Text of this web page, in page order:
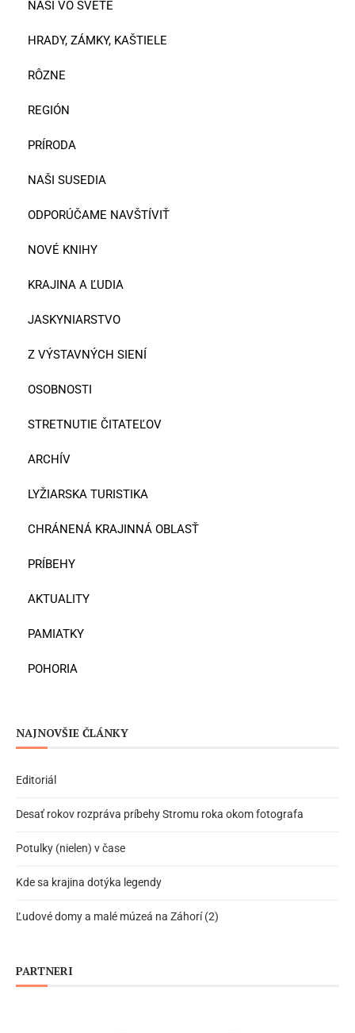
NAŠI VO SVETE
HRADY, ZÁMKY, KAŠTIELE
RÔZNE
REGIÓN
PRÍRODA
NAŠI SUSEDIA
ODPORÚČAME NAVŠTÍVIŤ
NOVÉ KNIHY
KRAJINA A ĽUDIA
JASKYNIARSTVO
Z VÝSTAVNÝCH SIENÍ
OSOBNOSTI
STRETNUTIE ČITATEĽOV
ARCHÍV
LYŽIARSKA TURISTIKA
CHRÁNENÁ KRAJINNÁ OBLASŤ
PRÍBEHY
AKTUALITY
PAMIATKY
POHORIA
NAJNOVŠIE ČLÁNKY
Editoriál
Desať rokov rozpráva príbehy Stromu roka okom fotografa
Potulky (nielen) v čase
Kde sa krajina dotýka legendy
Ľudové domy a malé múzeá na Záhorí (2)
PARTNERI